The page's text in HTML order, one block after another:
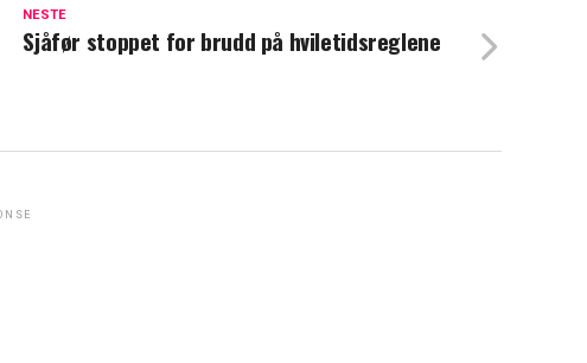
NESTE
Sjåfør stoppet for brudd på hviletidsreglene